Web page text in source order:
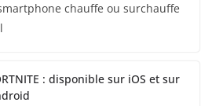
chauffe ou surchauffe
: disponible sur iOS et sur